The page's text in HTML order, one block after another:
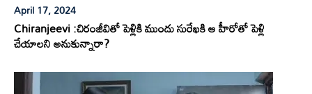
April 17, 2024
Chiranjeevi :చిరంజీవితో పెళ్లికి ముందు సురేఖకి ఆ హీరోతో పెళ్లి
చేయాలని అనుకున్నారా?